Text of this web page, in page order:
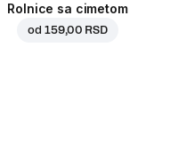
Rolnice sa cimetom
od 159,00 RSD